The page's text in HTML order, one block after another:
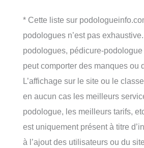
* Cette liste sur
podologues n’est pas
podologues, pédicure-
peut comporter des manques ou
L’affichage sur le site ou le
en aucun cas les meilleurs
podologue, les meilleurs tarifs,
est uniquement présent à titre
à l’ajout des utilisateurs ou du site